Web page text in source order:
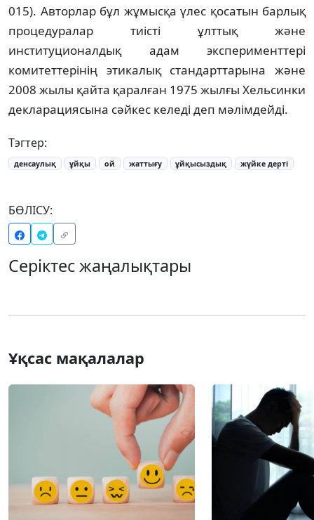
015). Авторлар бұл жұмысқа үлес қосатын барлық
процедуралар тиісті ұлттық және
институционалдық адам эксперименттері
комитеттерінің этикалық стандарттарына және
2008 жылы қайта қаралған 1975 жылғы Хельсинки
декларациясына сәйкес келеді деп мәлімдейді.
Тэгтер:
денсаулық ұйқы ой жаттығу ұйқысыздық жүйке дерті
БӨЛІСУ:
Серіктес жаңалықтары
Ұқсас мақалалар